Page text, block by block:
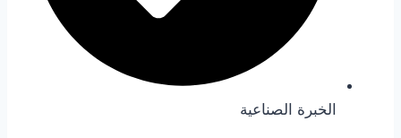
الخبرة الصناعية